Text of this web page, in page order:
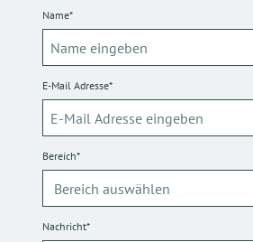
Name*
E-Mail Adresse*
Bereich*
Nachricht*